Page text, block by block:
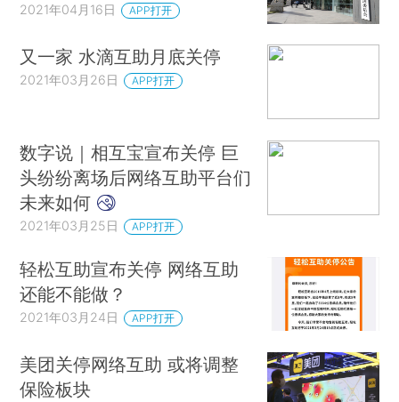
2021年04月16日 APP打开
又一家 水滴互助月底关停
2021年03月26日 APP打开
数字说｜相互宝宣布关停 巨
头纷纷离场后网络互助平台们
未来如何
2021年03月25日 APP打开
轻松互助宣布关停 网络互助
还能不能做？
2021年03月24日 APP打开
美团关停网络互助 或将调整
保险板块